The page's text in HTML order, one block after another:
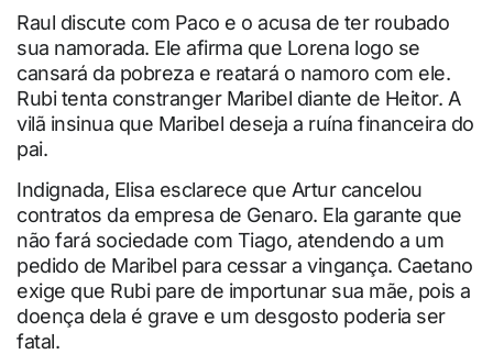
Raul discute com Paco e o acusa de ter roubado
sua namorada. Ele afirma que Lorena logo se
cansará da pobreza e reatará o namoro com ele.
Rubi tenta constranger Maribel diante de Heitor. A
vilã insinua que Maribel deseja a ruína financeira do
pai.
Indignada, Elisa esclarece que Artur cancelou
contratos da empresa de Genaro. Ela garante que
não fará sociedade com Tiago, atendendo a um
pedido de Maribel para cessar a vingança. Caetano
exige que Rubi pare de importunar sua mãe, pois a
doença dela é grave e um desgosto poderia ser
fatal.